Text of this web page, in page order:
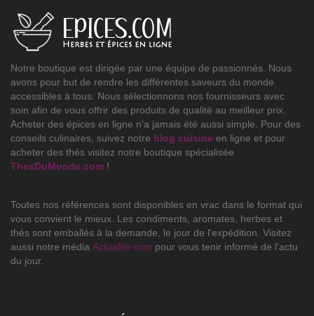
Notre boutique est dirigée par une équipe de passionnés. Nous
avons pour but de rendre les différentes saveurs du monde
accessibles à tous. Nous sélectionnons nos fournisseurs avec
soin afin de vous offrir des produits de qualité au meilleur prix.
Acheter des épices en ligne n'a jamais été aussi simple. Pour des
conseils culinaires, suivez notre blog cuisine en ligne et pour
acheter des thés visitez notre boutique spécialisée
ThesDuMonde.com !
Toutes nos références sont disponibles en vrac dans le format qui
vous convient le mieux. Les condiments, aromates, herbes et
thés sont emballés à la demande, le jour de l'expédition. Visitez
aussi notre média Actualité.com pour vous tenir informé de l'actu
du jour.